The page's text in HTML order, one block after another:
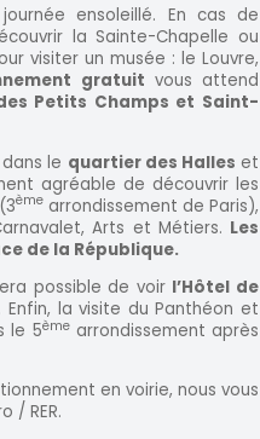
ensoleillé. En cas de
la Sainte-Chapelle ou
visiter un musée : le Louvre,
gratuit vous attend
Petits Champs et Saint-
le quartier des Halles et
agréable de découvrir les
èmearrondissement de Paris),
Arts et Métiers. Les
de la République.
possible de voir l’Hôtel de
. Enfin, la visite du Panthéon et
le 5èmearrondissement après
en voirie, nous vous
/ RER.